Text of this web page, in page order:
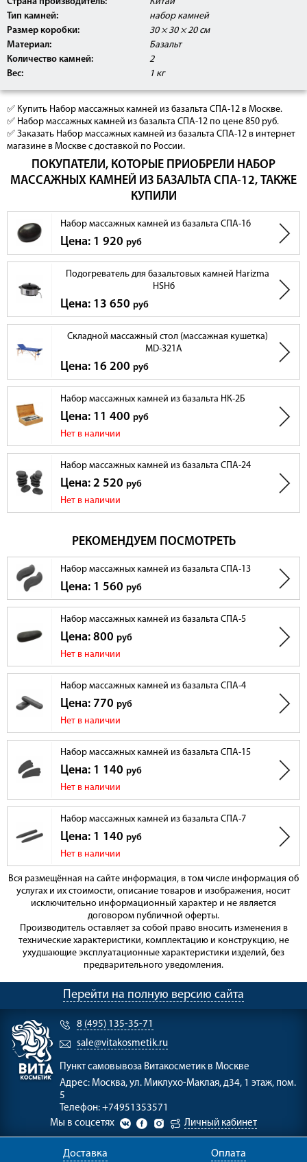
Тип камней:
набор камней
Размер коробки:
30 × 30 × 20 см
Материал:
Базальт
Количество камней:
2
Вес:
1 кг
✅ Купить Набор массажных камней из базальта СПА-12 в Москве.
✅ Набор массажных камней из базальта СПА-12 по цене 850 руб.
✅ Заказать Набор массажных камней из базальта СПА-12 в интернет
магазине в Москве с доставкой по России.
ПОКУПАТЕЛИ, КОТОРЫЕ ПРИОБРЕЛИ НАБОР
МАССАЖНЫХ КАМНЕЙ ИЗ БАЗАЛЬТА СПА-12, ТАКЖЕ
КУПИЛИ
Набор массажных камней из базальта СПА-16
Цена: 1 920 руб
Подогреватель для базальтовых камней Harizma
HSH6
Цена: 13 650 руб
Складной массажный стол (массажная кушетка)
MD-321A
Цена: 16 200 руб
Набор массажных камней из базальта НК-2Б
Цена: 11 400 руб
Нет в наличии
Набор массажных камней из базальта СПА-24
Цена: 2 520 руб
Нет в наличии
РЕКОМЕНДУЕМ ПОСМОТРЕТЬ
Набор массажных камней из базальта СПА-13
Цена: 1 560 руб
Набор массажных камней из базальта СПА-5
Цена: 800 руб
Нет в наличии
Набор массажных камней из базальта СПА-4
Цена: 770 руб
Нет в наличии
Набор массажных камней из базальта СПА-15
Цена: 1 140 руб
Нет в наличии
Набор массажных камней из базальта СПА-7
Цена: 1 140 руб
Нет в наличии
Вся размещённая на сайте информация, в том числе информация об
услугах и их стоимости, описание товаров и изображения, носит
исключительно информационный характер и не является
договором публичной оферты.
Производитель оставляет за собой право вносить изменения в
технические характеристики, комплектацию и конструкцию, не
ухудшающие эксплуатационные характеристики изделий, без
предварительного уведомления.
Перейти на полную версию сайта
8 (495) 135-35-71
sale@vitakosmetik.ru
Пункт самовывоза Витакосметик в Москве
Адрес: Москва, ул. Миклухо-Маклая, д34, 1 этаж, пом.
5
Телефон: +74951353571
Мы в соцсетях
Личный кабинет
Доставка Оплата